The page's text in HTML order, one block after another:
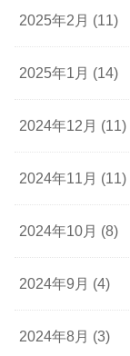
2025年2月 (11)
2025年1月 (14)
2024年12月 (11)
2024年11月 (11)
2024年10月 (8)
2024年9月 (4)
2024年8月 (3)